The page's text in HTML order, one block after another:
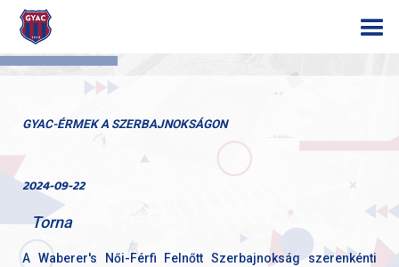
GYAC-ÉRMEK A SZERBAJNOKSÁGON
2024-09-22
Torna
A Waberer's Női-Férfi Felnőtt Szerbajnokság szerenkénti